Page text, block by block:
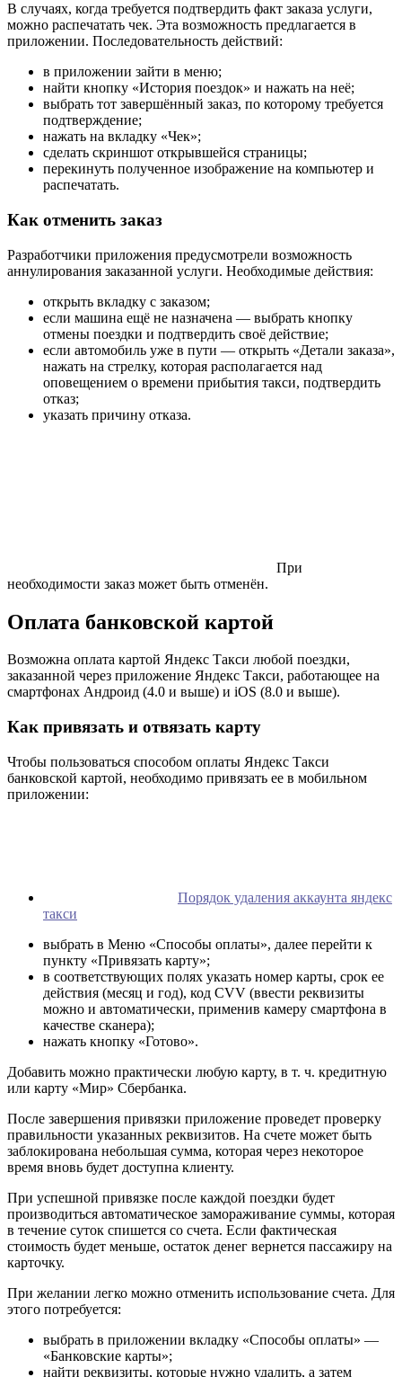
В случаях, когда требуется подтвердить факт заказа услуги,
можно распечатать чек. Эта возможность предлагается в
приложении. Последовательность действий:
в приложении зайти в меню;
найти кнопку «История поездок» и нажать на неё;
выбрать тот завершённый заказ, по которому требуется
подтверждение;
нажать на вкладку «Чек»;
сделать скриншот открывшейся страницы;
перекинуть полученное изображение на компьютер и
распечатать.
Как отменить заказ
Разработчики приложения предусмотрели возможность
аннулирования заказанной услуги. Необходимые действия:
открыть вкладку с заказом;
если машина ещё не назначена — выбрать кнопку
отмены поездки и подтвердить своё действие;
если автомобиль уже в пути — открыть «Детали заказа»,
нажать на стрелку, которая располагается над
оповещением о времени прибытия такси, подтвердить
отказ;
указать причину отказа.
При
необходимости заказ может быть отменён.
Оплата банковской картой
Возможна оплата картой Яндекс Такси любой поездки,
заказанной через приложение Яндекс Такси, работающее на
смартфонах Андроид (4.0 и выше) и iOS (8.0 и выше).
Как привязать и отвязать карту
Чтобы пользоваться способом оплаты Яндекс Такси
банковской картой, необходимо привязать ее в мобильном
приложении:
Порядок удаления аккаунта яндекс
такси
выбрать в Меню «Способы оплаты», далее перейти к
пункту «Привязать карту»;
в соответствующих полях указать номер карты, срок ее
действия (месяц и год), код CVV (ввести реквизиты
можно и автоматически, применив камеру смартфона в
качестве сканера);
нажать кнопку «Готово».
Добавить можно практически любую карту, в т. ч. кредитную
или карту «Мир» Сбербанка.
После завершения привязки приложение проведет проверку
правильности указанных реквизитов. На счете может быть
заблокирована небольшая сумма, которая через некоторое
время вновь будет доступна клиенту.
При успешной привязке после каждой поездки будет
производиться автоматическое замораживание суммы, которая
в течение суток спишется со счета. Если фактическая
стоимость будет меньше, остаток денег вернется пассажиру на
карточку.
При желании легко можно отменить использование счета. Для
этого потребуется:
выбрать в приложении вкладку «Способы оплаты» —
«Банковские карты»;
найти реквизиты, которые нужно удалить, а затем